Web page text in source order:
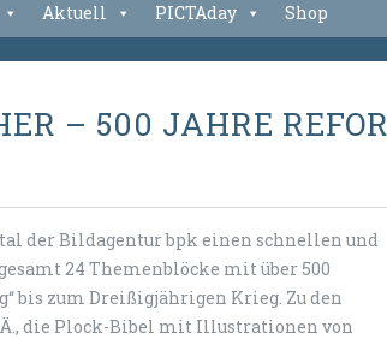
Aktuell PICTAday Shop
– 500 JAHRE
der Bildagentur bpk einen schnellen und
24 Themenblöcke mit über 500
bis zum Dreißigjährigen Krieg. Zu den
die Plock-Bibel mit Illustrationen von